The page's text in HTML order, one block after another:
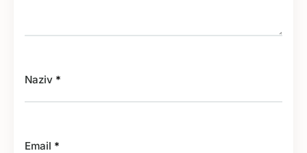
Naziv *
Email *